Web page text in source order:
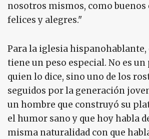
nosotros mismos, como
felices y alegres."
Para la iglesia
tiene un peso especial. No es
quien lo dice, sino uno de los
seguidos por la generación
un hombre que construyó su
el humor sano y que hoy habla
misma naturalidad con que